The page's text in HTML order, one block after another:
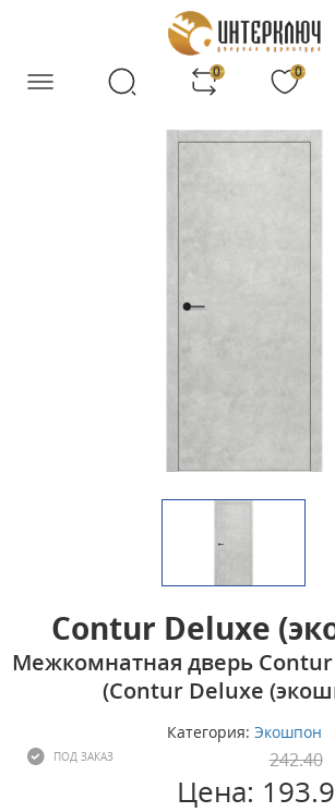
0 0
Contur Deluxe
Межкомнатная дверь Contur
(Contur Deluxe
Категория: Экошпон
ПОД ЗАКАЗ 242.40
Цена: